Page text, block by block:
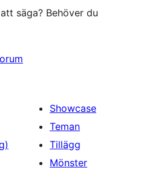
säga? Behöver du
Showcase
Teman
Tillägg
Mönster